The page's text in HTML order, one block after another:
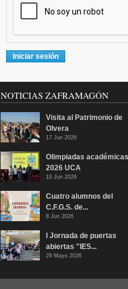
NOTICIAS ZAFRAMAGÓN
Visita al Patrimonio de
Olvera
17 Jun 2026
Olimpiadas académicas
2026 UCA
10 Jun 2026
Cuatro alumnos del
C.F.G.S. de...
8 Jun 2026
I Jornada de puertas
abiertas "IES...
29 Mayo 2026